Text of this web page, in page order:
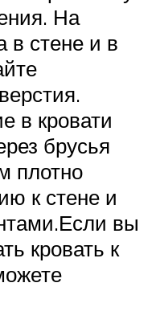
На
в стене и в
в кровати
брусья
плотно
к стене и
вы
кровать к